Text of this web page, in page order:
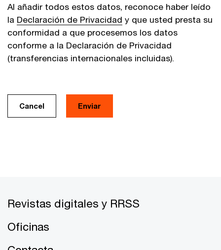
Al añadir todos estos datos, reconoce haber leído
la Declaración de Privacidad y que usted presta su
conformidad a que procesemos los datos
conforme a la Declaración de Privacidad
(transferencias internacionales incluidas).
Cancel
Revistas digitales y RRSS
Oficinas